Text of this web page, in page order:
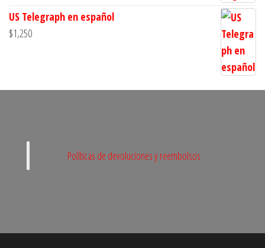
precios:
desde
US Telegraph en español
$1,250
Políticas de devoluciones y reembolsos